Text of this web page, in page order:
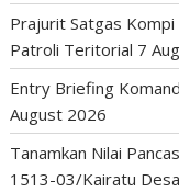
Prajurit Satgas
Patroli Teritorial 7
Entry Briefing
August 2026
Tanamkan Nilai
1513-03/Kairatu